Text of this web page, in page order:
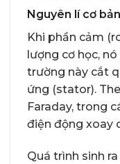
Nguyên lí cơ bản
Khi phần cảm
lượng cơ học,
trường này cắt
ứng (stator).
Faraday, trong
điện động xoay
Quá trình sinh